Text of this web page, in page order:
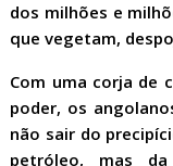
dos milhões e
que vegetam,
Com uma corja de
poder, os
não sair do
petróleo, mas